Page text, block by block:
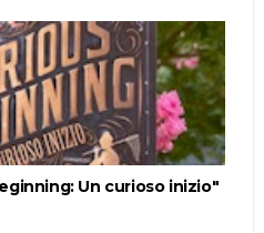
Un curioso inizio"